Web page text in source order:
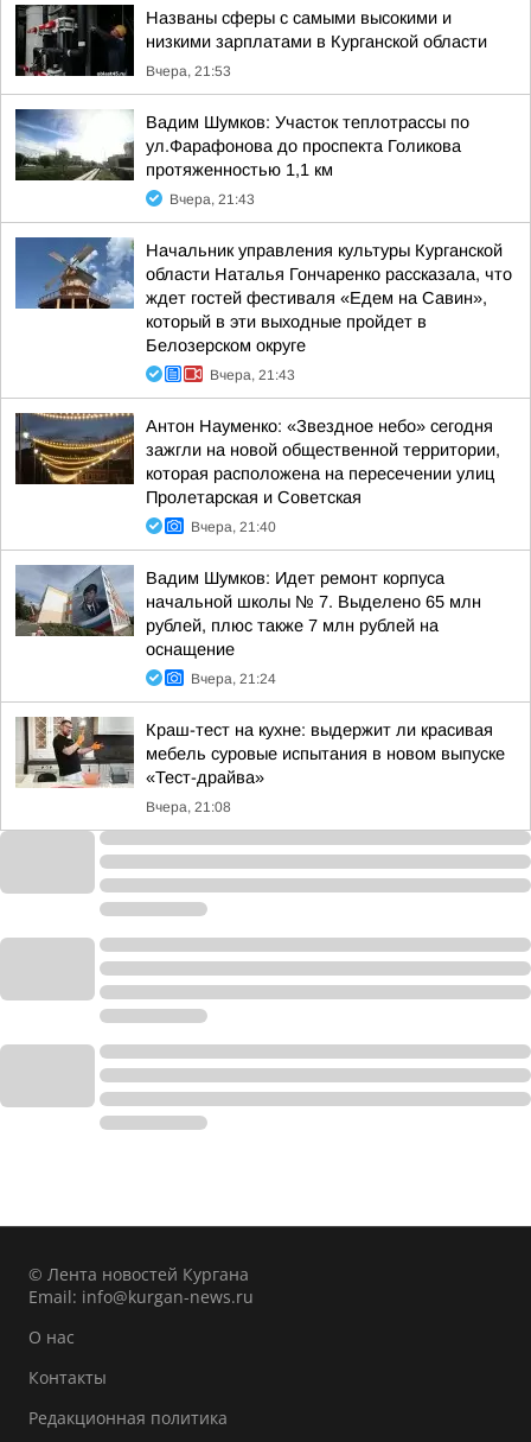
Названы сферы с самыми высокими и
низкими зарплатами в Курганской области
Вчера, 21:53
Вадим Шумков: Участок теплотрассы по
ул.Фарафонова до проспекта Голикова
протяженностью 1,1 км
Вчера, 21:43
Начальник управления культуры Курганской
области Наталья Гончаренко рассказала, что
ждет гостей фестиваля «Едем на Савин»,
который в эти выходные пройдет в
Белозерском округе
Вчера, 21:43
Антон Науменко: «Звездное небо» сегодня
зажгли на новой общественной территории,
которая расположена на пересечении улиц
Пролетарская и Советская
Вчера, 21:40
Вадим Шумков: Идет ремонт корпуса
начальной школы № 7. Выделено 65 млн
рублей, плюс также 7 млн рублей на
оснащение
Вчера, 21:24
Краш-тест на кухне: выдержит ли красивая
мебель суровые испытания в новом выпуске
«Тест-драйва»
Вчера, 21:08
© Лента новостей Кургана
Email: info@kurgan-news.ru
О нас
Контакты
Редакционная политика